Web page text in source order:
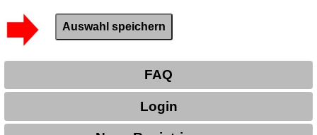
FAQ
Login